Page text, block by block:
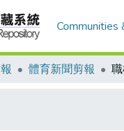
Communities
體育新聞剪報